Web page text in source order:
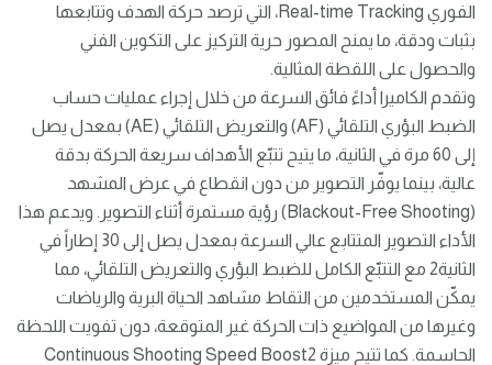
الفوري Real-time Tracking، التي ترصد حركة الهدف وتتابعها
بثبات ودقة، ما يمنح المصور حرية التركيز على التكوين الفني
والحصول على اللقطة المثالية.
وتقدم الكاميرا أداءً فائق السرعة من خلال إجراء عمليات حساب
الضبط البؤري التلقائي (AF) والتعريض التلقائي (AE) بمعدل يصل
إلى 60 مرة في الثانية، ما يتيح تتبّع الأهداف سريعة الحركة بدقة
عالية، بينما يوفّر التصوير من دون انقطاع في عرض المشهد
(Blackout-Free Shooting) رؤية مستمرة أثناء التصوير. ويدعم هذا
الأداء التصوير المتتابع عالي السرعة بمعدل يصل إلى 30 إطاراً في
الثانية2 مع التتبّع الكامل للضبط البؤري والتعريض التلقائي، مما
يمكّن المستخدمين من التقاط مشاهد الحياة البرية والرياضات
وغيرها من المواضيع ذات الحركة غير المتوقعة، دون تفويت اللحظة
الحاسمة. كما تتيح ميزة Continuous Shooting Speed Boost2